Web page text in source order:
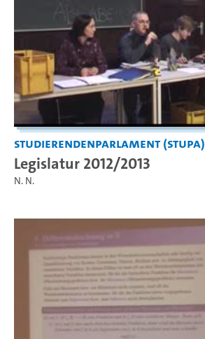
Studierendenparlament (StuPa)
Legislatur 2012/2013
N. N.